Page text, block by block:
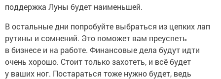
поддержка Луны будет наименьшей.
В остальные дни попробуйте выбраться из цепких лап
рутины и сомнений. Это поможет вам преуспеть
в бизнесе и на работе. Финансовые дела будут идти
очень хорошо. Стоит только захотеть, и всё будет
у ваших ног. Постараться тоже нужно будет, ведь